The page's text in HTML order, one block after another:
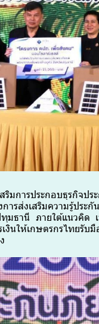
ริมการประกอบธุรกิจ
งการส่งเสริมความ
ทุมธานี ภายใต้แนวคิด
งินให้เกษตรกรไทย